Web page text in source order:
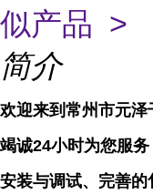
似产品 >
简介
欢迎来到常州市元
竭诚24小时为您服
安装与调试、完善